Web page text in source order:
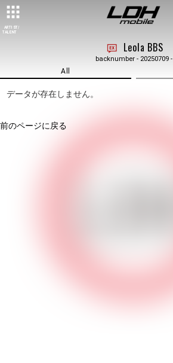
ARTIST/
TALENT
Leola BBS
backnumber - 20250709 -
All
データが存在しません。
前のページに戻る